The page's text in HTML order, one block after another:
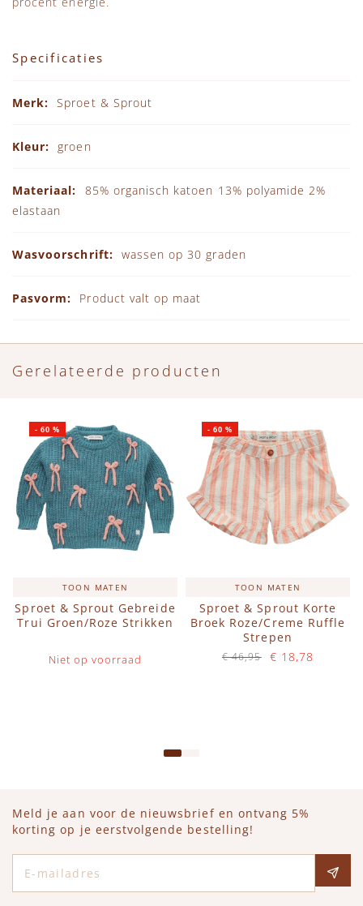
Specificaties
Sproet & Sprout
groen
85% organisch katoen 13% polyamide 2%
elastaan
wassen op 30 graden
Product valt op maat
Gerelateerde producten
TOON MATEN
Sproet & Sprout Gebreide
Trui Groen/Roze Strikken
Niet op voorraad
-60 %
TOON MATEN
Sproet & Sprout Korte
Broek Roze/Creme Ruffle
Strepen
€ 18,78
€ 46,95
-60 %
Meld je aan voor de nieuwsbrief en ontvang 5%
korting op je eerstvolgende bestelling!